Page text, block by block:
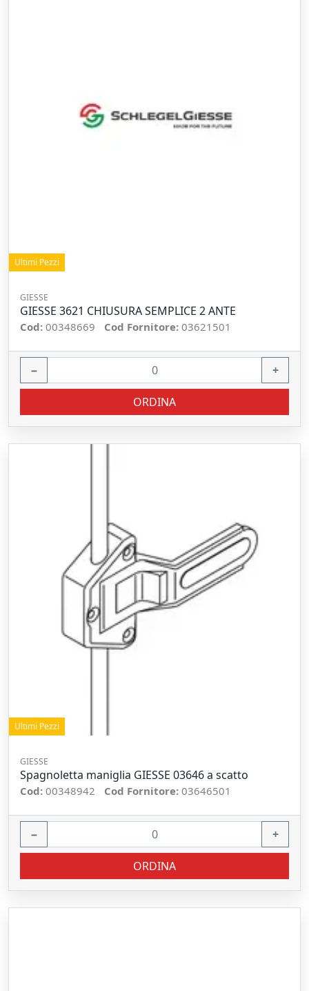
Ultimi Pezzi
GIESSE
GIESSE 3621 CHIUSURA SEMPLICE 2 ANTE
Cod: 00348669 Cod Fornitore: 03621501
− +
ORDINA
Ultimi Pezzi
GIESSE
Spagnoletta maniglia GIESSE 03646 a scatto
Cod: 00348942 Cod Fornitore: 03646501
− +
ORDINA